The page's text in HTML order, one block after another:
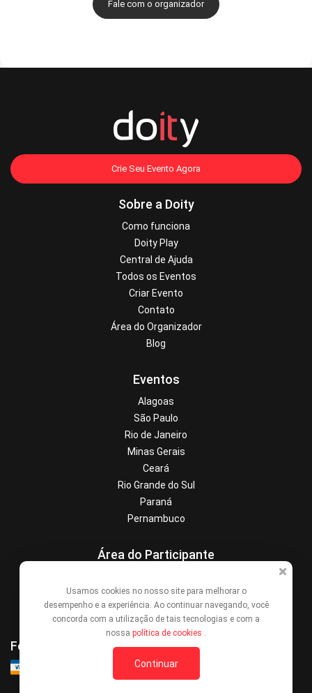
Fale com o organizador
Crie Seu Evento Agora
Sobre a Doity
Como funciona
Doity Play
Central de Ajuda
Todos os Eventos
Criar Evento
Contato
Área do Organizador
Blog
Eventos
Alagoas
São Paulo
Rio de Janeiro
Minas Gerais
Ceará
Rio Grande do Sul
Paraná
Pernambuco
Área do Participante
Denunciar este evento
Contato
Formas de Pagamento
Usamos cookies no nosso site para melhorar o
desempenho e a experiência. Ao continuar navegando, você
concorda com a utilização de tais tecnologias e com a
nossa política de cookies .
Continuar